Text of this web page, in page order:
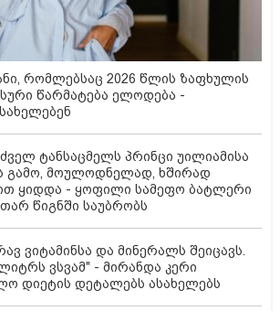
რომლებსაც 2026 წლის ზაფხულის
წარმატება ელოდება -
ტანსაცმელს პრინცი უილიამისა
გამო, მოულოდნელად, ხშირად
ყიდდა - ყოფილი სამეფო ბატლერი
წიგნში საუბრობს
ვიტამინსა და მინერალს შეიცავს.
ვსვამ" - მირანდა კერი
დიეტის დეტალებს ასახელებს